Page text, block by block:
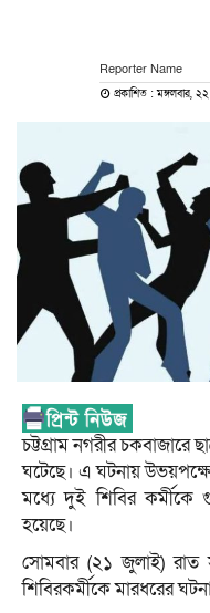
Reporter Name
প্রকাশিত : মঙ্গলবার,
চট্টগ্রাম নগরীর চকবাজারে
ঘটেছে। এ ঘটনায়
মধ্যে দুই শিবির কর্মীকে
হয়েছে।
সোমবার (২১ জুলাই) রাত
শিবিরকর্মীকে মারধরের